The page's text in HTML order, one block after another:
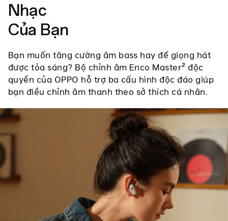
Nhạc
Của Bạn
Bạn muốn tăng cường âm bass hay để giọng hát
được tỏa sáng? Bộ chỉnh âm Enco Master² độc
quyền của OPPO hỗ trợ ba cấu hình độc đáo giúp
bạn điều chỉnh âm thanh theo sở thích cá nhân.